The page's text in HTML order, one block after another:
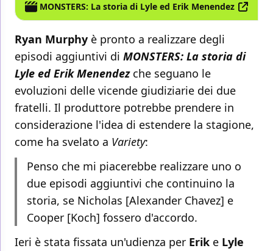
MONSTERS: La storia di Lyle ed Erik Menendez
Ryan Murphy è pronto a realizzare degli
episodi aggiuntivi di MONSTERS: La storia di
Lyle ed Erik Menendezche seguano le
evoluzioni delle vicende giudiziarie dei due
fratelli. Il produttore potrebbe prendere in
considerazione l'idea di estendere la stagione,
come ha svelato a Variety:
Penso che mi piacerebbe realizzare uno o
due episodi aggiuntivi che continuino la
storia, se Nicholas [Alexander Chavez] e
Cooper [Koch] fossero d'accordo.
Ieri è stata fissata un'udienza per Erik e Lyle